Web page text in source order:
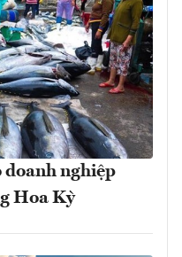
doanh nghiệp
Hoa Kỳ